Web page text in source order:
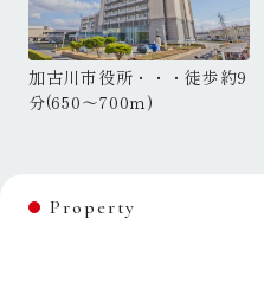
加古川市役所・・・徒歩約9
分(650～700ｍ)
鳩里小学校・・・徒歩約20
分(1600ｍ)
Property